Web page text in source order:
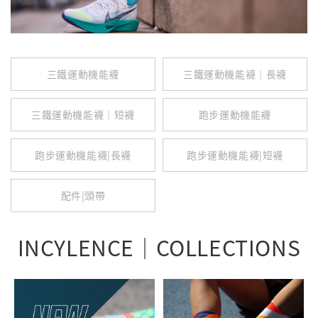
三鐵運動機能襪 三鐵運動機能襪｜長襪
三鐵運動機能襪｜短襪 跑步運動機能襪
跑步運動機能襪|長襪 跑步運動機能襪|短襪
配件|頭帶
INCYLENCE｜COLLECTIONS